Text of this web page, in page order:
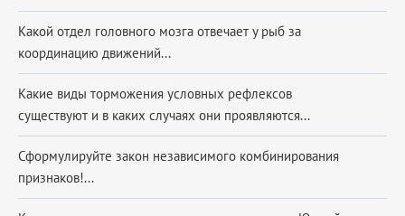
Какой отдел головного мозга отвечает у рыб за
координацию движений...
Какие виды торможения условных рефлексов
существуют и в каких случаях они проявляются...
Сформулируйте закон независимого комбинирования
признаков!...